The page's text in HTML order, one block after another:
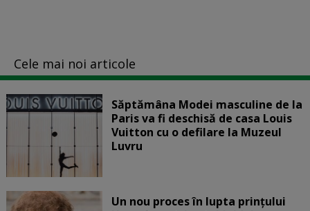
Cele mai noi articole
Săptămâna Modei masculine de la
Paris va fi deschisă de casa Louis
Vuitton cu o defilare la Muzeul
Luvru
Un nou proces în lupta prinţului